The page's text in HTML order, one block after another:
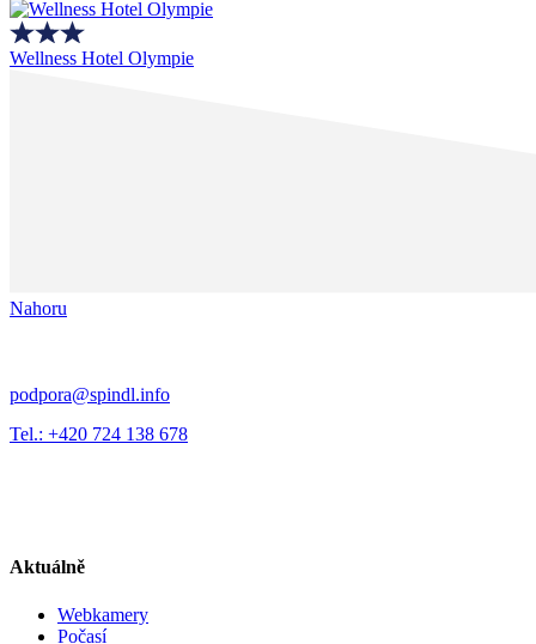
Wellness Hotel Olympie
Nahoru
podpora@spindl.info
Tel.: +420 724 138 678
Aktuálně
Webkamery
Počasí